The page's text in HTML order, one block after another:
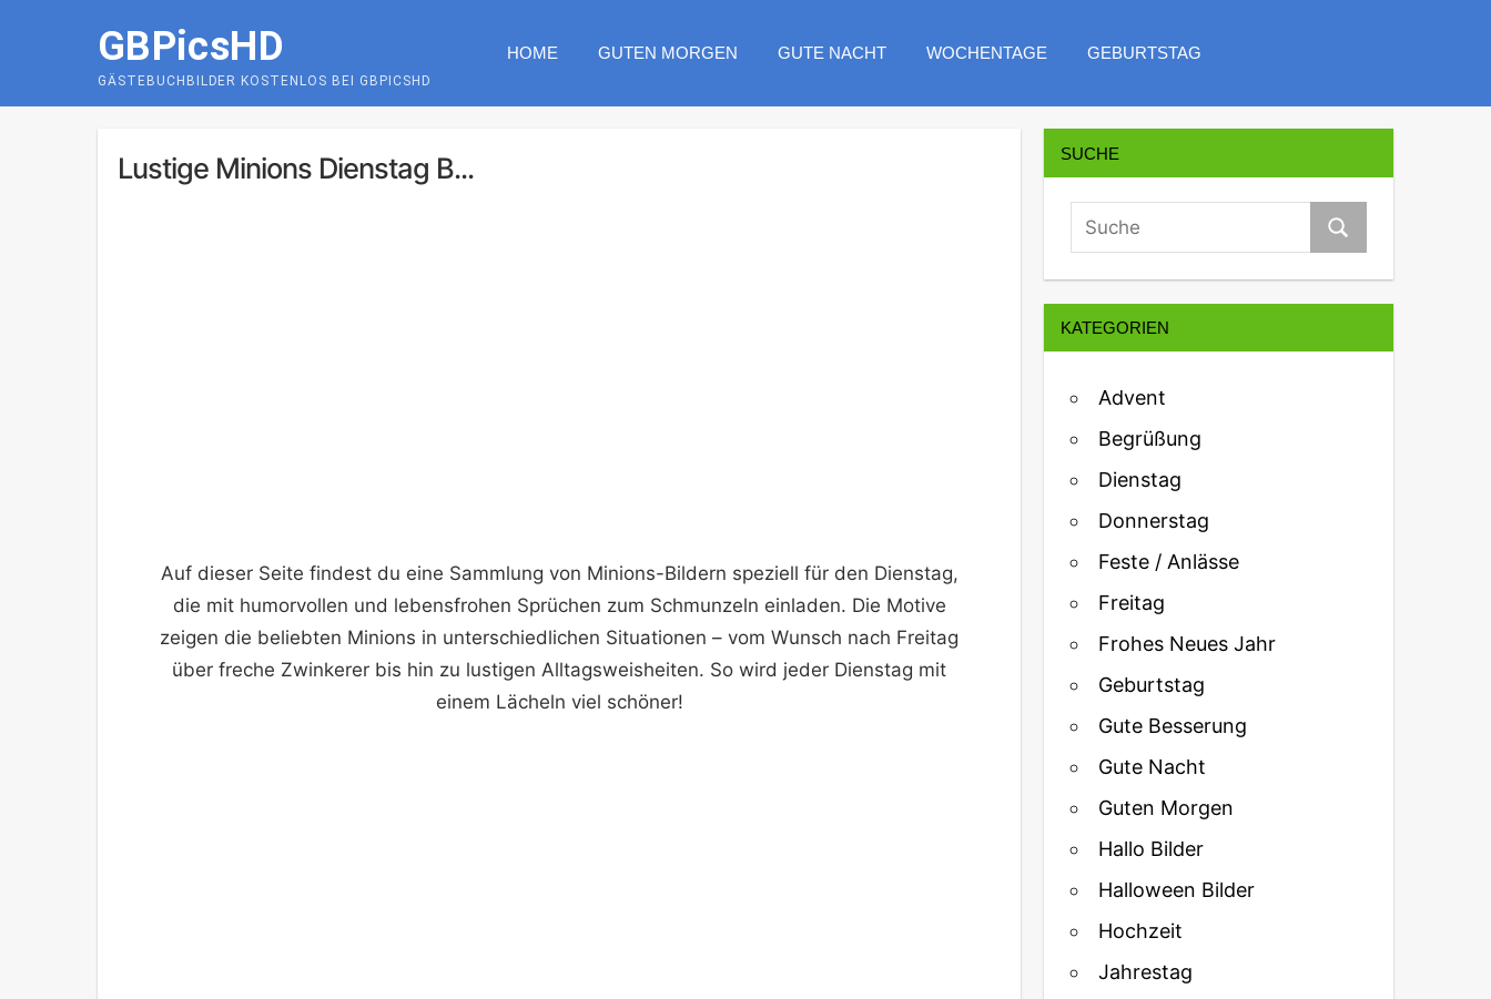
GBPicsHD
GÄSTEBUCHBILDER KOSTENLOS BEI GBPICSHD
HOME GUTEN MORGEN GUTE NACHT WOCHENTAGE GEBURTSTAG
Lustige Minions Dienstag B...
Auf dieser Seite findest du eine Sammlung von Minions-Bildern speziell für den Dienstag,
die mit humorvollen und lebensfrohen Sprüchen zum Schmunzeln einladen. Die Motive
zeigen die beliebten Minions in unterschiedlichen Situationen – vom Wunsch nach Freitag
über freche Zwinkerer bis hin zu lustigen Alltagsweisheiten. So wird jeder Dienstag mit
einem Lächeln viel schöner!
SUCHE
KATEGORIEN
Advent
Begrüßung
Dienstag
Donnerstag
Feste / Anlässe
Freitag
Frohes Neues Jahr
Geburtstag
Gute Besserung
Gute Nacht
Guten Morgen
Hallo Bilder
Halloween Bilder
Hochzeit
Jahrestag